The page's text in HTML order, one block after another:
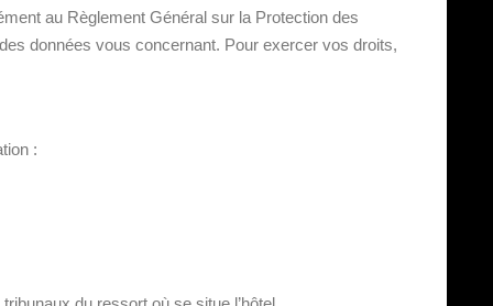
au Règlement Général sur la Protection des
données vous concernant. Pour exercer vos droits,
: